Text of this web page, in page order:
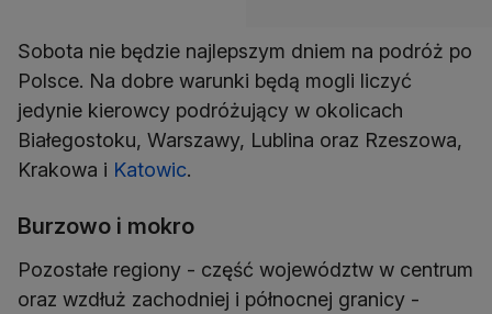
Sobota nie będzie najlepszym dniem na podróż po
Polsce. Na dobre warunki będą mogli liczyć
jedynie kierowcy podróżujący w okolicach
Białegostoku, Warszawy, Lublina oraz Rzeszowa,
Krakowa i Katowic.
Burzowo i mokro
Pozostałe regiony - część województw w centrum
oraz wzdłuż zachodniej i północnej granicy -